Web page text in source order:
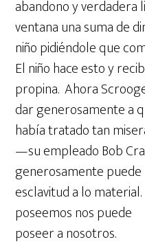
abandono y
ventana una suma de
niño pidiéndole que
El niño hace esto y
propina. Ahora
dar generosamente a
había tratado tan
—su empleado Bob
generosamente
esclavitud a lo
poseemos nos puede
poseer a nosotros.